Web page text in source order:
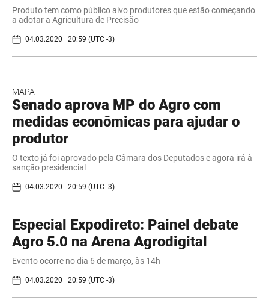
Produto tem como público alvo produtores que estão começando
a adotar a Agricultura de Precisão
04.03.2020 | 20:59 (UTC -3)
MAPA
Senado aprova MP do Agro com
medidas econômicas para ajudar o
produtor
O texto já foi aprovado pela Câmara dos Deputados e agora irá à
sanção presidencial
04.03.2020 | 20:59 (UTC -3)
Especial Expodireto: ​Painel debate
Agro 5.0 na Arena Agrodigital
Evento ocorre no dia 6 de março, às 14h
04.03.2020 | 20:59 (UTC -3)